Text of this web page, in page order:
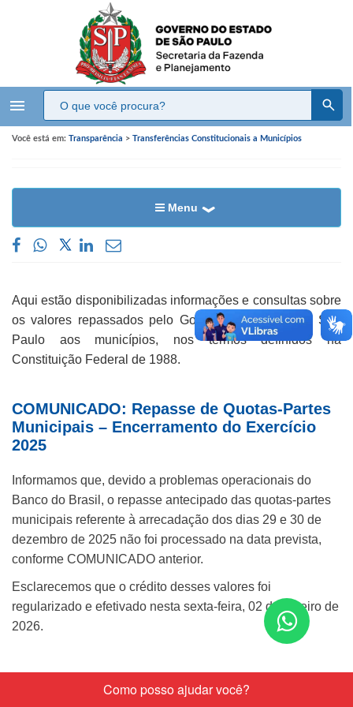
menu
nos
pelo
Você está em: Transparência > Transferências Constitucionais a Municípios
Menu
​​Aqui estão disponibilizadas informações e consultas sobre
os valores repassados pelo Governo do Estado de São
Paulo aos municípios, nos termos definidos na
Constituição Federal de 1988.​​
COMUNICADO: Repasse de Quotas-Partes
Municipais – Encerramento do Exercício
2025
Informamos que, devido a problemas operacionais do
Banco do Brasil, o repasse antecipado das quotas-partes
municipais referente à arrecadação dos dias 29 e 30 de
dezembro de 2025 não foi processado na data prevista,
conforme COMUNICADO anterior.
Esclarecemos que o crédito desses valores foi
regularizado e efetivado nesta sexta-feira, 02 de janeiro de
2026.​​
TRANSFERÊNCIAS CONSTITUCIONAIS